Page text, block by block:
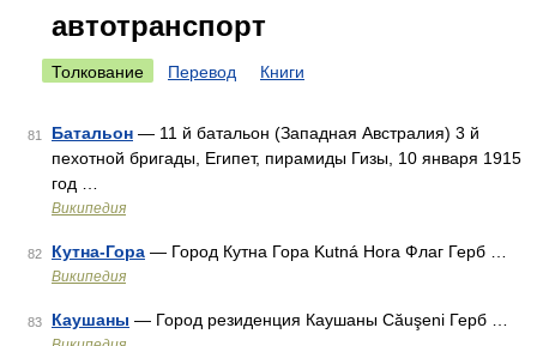
автотранспорт
Толкование Перевод Книги
81 Батальон — 11 й батальон (Западная Австралия) 3 й
пехотной бригады, Египет, пирамиды Гизы, 10 января 1915
год …
Википедия
82 Кутна-Гора — Город Кутна Гора Kutná Hora Флаг Герб …
Википедия
83 Каушаны — Город резиденция Каушаны Căuşeni Герб …